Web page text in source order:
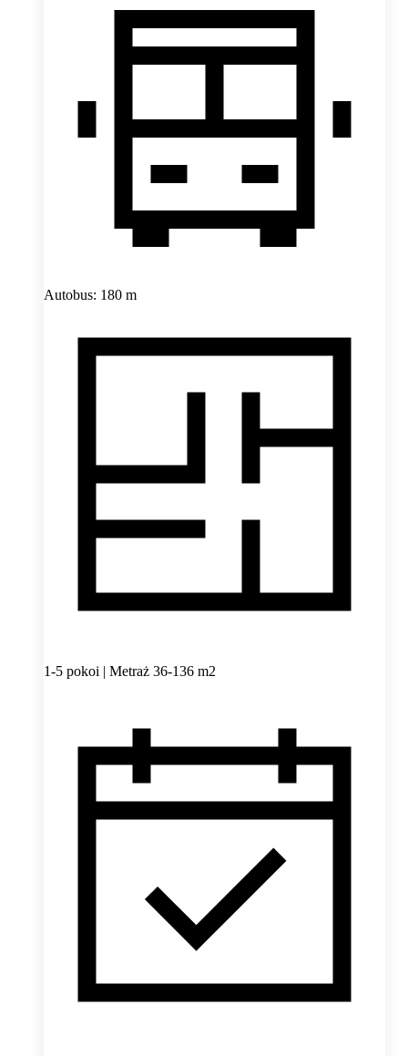
Autobus: 180 m
1-5 pokoi | Metraż 36-136 m2